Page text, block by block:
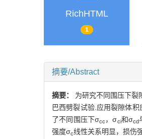
RichHTML
1
摘要/Abstract
摘要： 为研究不同围压下裂
巴西劈裂试验.应用裂隙体
了不同围压下σcc ，σci和σcd
强度σc线性关系明显，损伤